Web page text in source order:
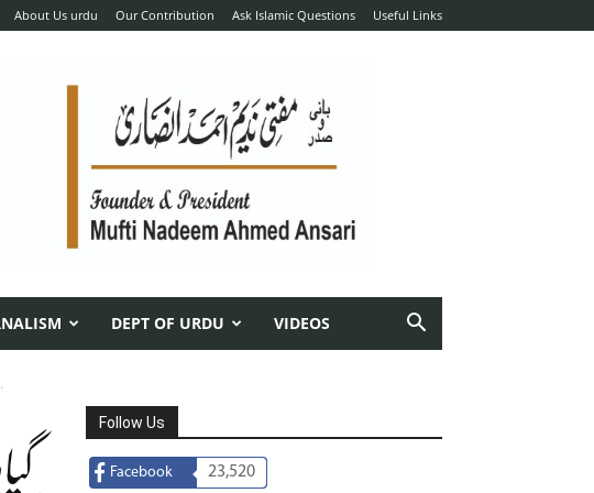
About Us urdu Our Contribution Ask Islamic Questions Useful Links
DEPT OF URDU VIDEOS
گیارھواں پارہ
Follow Us
Facebook 23,520